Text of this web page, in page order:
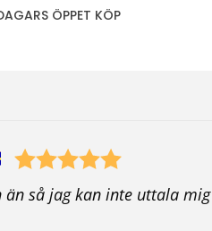
ÖPPET KÖP
än så jag kan inte uttala mig